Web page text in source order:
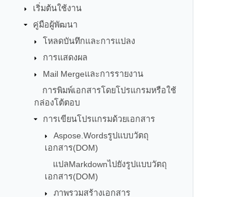
เริ่มต้นใช้งาน
คู่มือผู้พัฒนา
โหลดบันทึกและการแปลง
การแสดงผล
Mail Mergeและการรายงาน
การพิมพ์เอกสารโดยโปรแกรมหรือใช้
กล่องโต้ตอบ
การเขียนโปรแกรมด้วยเอกสาร
Aspose.Wordsรูปแบบวัตถุ
เอกสาร(DOM)
แปลMarkdownไปยังรูปแบบวัตถุ
เอกสาร(DOM)
ภาพรวมสร้างเอกสาร